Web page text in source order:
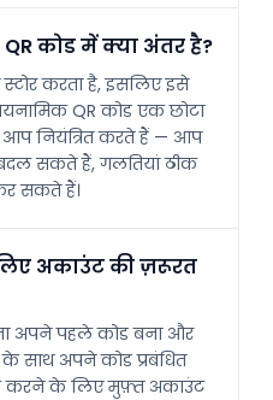
कोड में क्या अंतर है?
करता है, इसलिए इसे
QR कोड एक छोटा
आप नियंत्रित करते हैं — आप
बदल सकते हैं, गलतियां ठीक
सकते हैं।
अकाउंट की ज़रूरत
अपने पहले कोड बना और
साथ अपने कोड प्रबंधित
करने के लिए मुफ़्त अकाउंट